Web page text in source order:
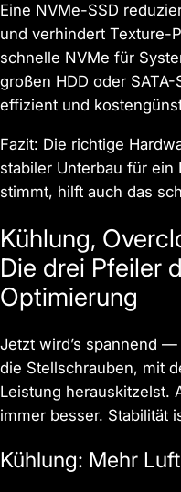
Eine NVMe-SSD
und verhindert Texture-
schnelle NVMe für
großen HDD oder
effizient und
Fazit: Die richtige
stabiler Unterbau für ein
stimmt, hilft auch das
Kühlung,
Die drei Pfeiler
Optimierung
Jetzt wird’s spannend
die Stellschrauben, mit
Leistung herauskitzelst.
immer besser. Stabilität
Kühlung: Mehr